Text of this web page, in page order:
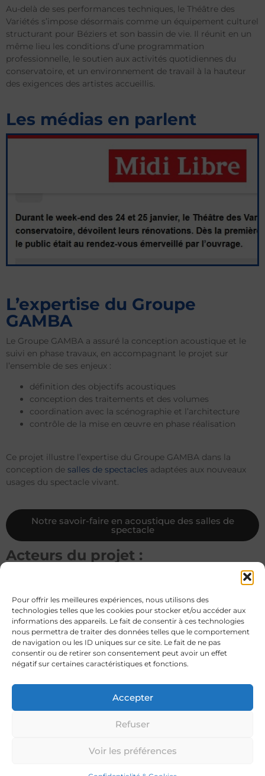
Pour offrir les meilleures expériences, nous utilisons des
technologies telles que les cookies pour stocker et/ou accéder aux
informations des appareils. Le fait de consentir à ces technologies
nous permettra de traiter des données telles que le comportement
de navigation ou les ID uniques sur ce site. Le fait de ne pas
consentir ou de retirer son consentement peut avoir un effet
négatif sur certaines caractéristiques et fonctions.
Accepter
Refuser
Voir les préférences
Au-delà de ses performances techniques, le Théâtre des
Variétés s’impose désormais comme un équipement culturel
structurant pour Béziers et son bassin de vie. Il réunit en un
même lieu les conditions d’une programmation
professionnelle, le soutien aux activités quotidiennes du
conservatoire, et un environnement de travail à la hauteur
des exigences des artistes accueillis.
Les médias en parlent
L’expertise du Groupe
GAMBA
Le Groupe GAMBA a assuré la conception acoustique et le
suivi en phase travaux, en accompagnant le projet sur
l’ensemble de ses enjeux :
définition des objectifs acoustiques
conception des traitements et des volumes
coordination avec la scénographie et l’architecture
contrôle de la mise en œuvre en phase réalisation
Ce projet illustre l’expertise du Groupe GAMBA dans la
conception de salles de spectacles adaptées aux nouveaux
usages du spectacle vivant.
Notre savoir-faire en acoustique des salles de
spectacle
Acteurs du projet :
Communauté d’Agglomération Béziers
Programmation :AREP – Hélène Barbier
Maîtrise d’œuvre :
ATELIER ARCHITECTURE & DEVELOPPEMENT
[ARCHIDEV] (mandataire)
TPF-Ingénierie (BET structure, fluides, thermique, VRD,
SARL BET DURAND (BE environnemental)
ECO+ CONSTRUIRE (Economiste du bâtiment)